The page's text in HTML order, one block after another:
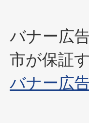
バナー広
市が保証
バナー広